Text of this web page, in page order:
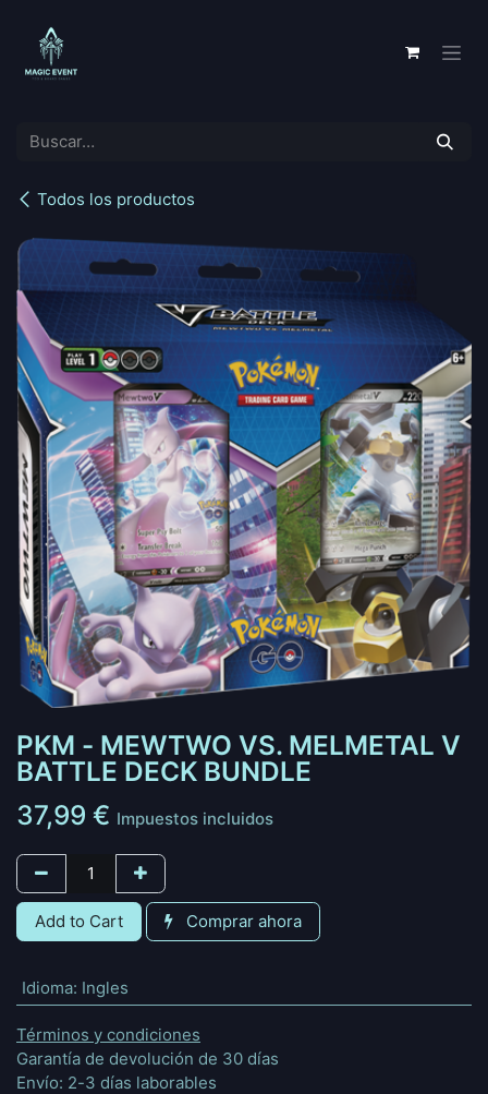
Todos los productos
PKM - MEWTWO VS. MELMETAL V
BATTLE DECK BUNDLE
37,99 € Impuestos incluidos
Add to Cart Comprar ahora
Idioma: Ingles
Términos y condiciones
Garantía de devolución de 30 días
Envío: 2-3 días laborables